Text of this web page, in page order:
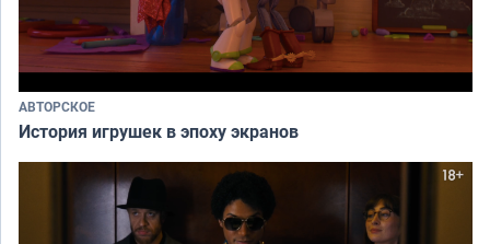
АВТОРСКОЕ
История игрушек в эпоху экранов